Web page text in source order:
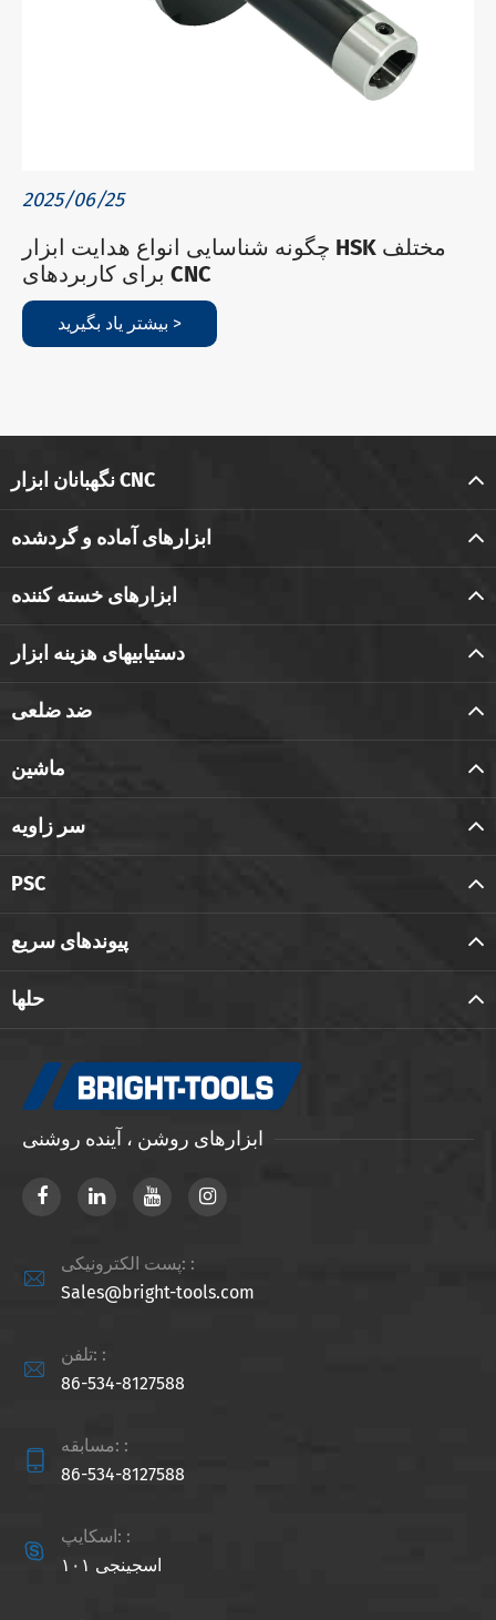
2025/06/25
چگونه شناسایی انواع هدایت ابزار HSK مختلف
برای کاربردهای CNC
بیشتر یاد بگیرید >
نگهبانان ابزار CNC
ابزارهای آماده و گردشده
ابزارهای خسته کننده
دستیابیهای هزینه ابزار
ضد ضلعی
ماشین
سر زاویه
PSC
پیوندهای سریع
حلها
ابزارهای روشن ، آینده روشنی

پست الکترونیکی: :
Sales@bright-tools.com

تلفن: :
86-534-8127588

مسابقه: :
86-534-8127588

اسکایپ: :
اسجینجی ۱۰۱